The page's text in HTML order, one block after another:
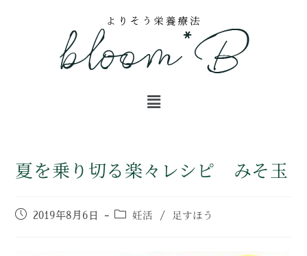
夏を乗り切る楽々レシピ みそ玉
2019年8月6日 妊活 / 足すほう